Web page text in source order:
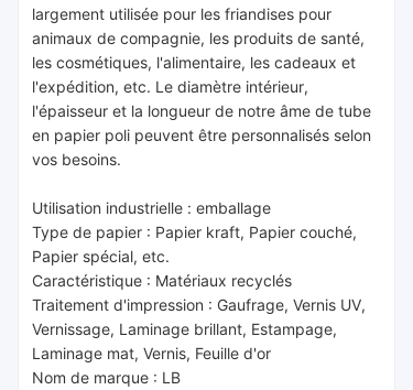
largement utilisée pour les friandises pour
animaux de compagnie, les produits de santé,
les cosmétiques, l'alimentaire, les cadeaux et
l'expédition, etc. Le diamètre intérieur,
l'épaisseur et la longueur de notre âme de tube
en papier poli peuvent être personnalisés selon
vos besoins.
Utilisation industrielle : emballage
Type de papier : Papier kraft, Papier couché,
Papier spécial, etc.
Caractéristique : Matériaux recyclés
Traitement d'impression : Gaufrage, Vernis UV,
Vernissage, Laminage brillant, Estampage,
Laminage mat, Vernis, Feuille d'or
Nom de marque : LB